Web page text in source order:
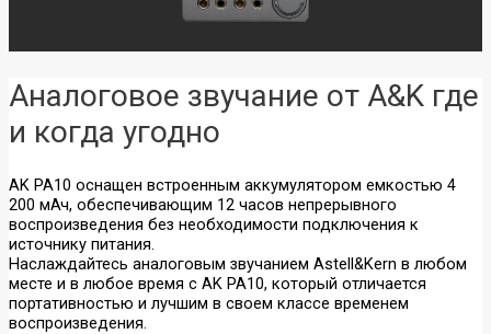
Аналоговое звучание от A&K где
и когда угодно
AK PA10 оснащен встроенным аккумулятором емкостью 4
200 мАч, обеспечивающим 12 часов непрерывного
воспроизведения без необходимости подключения к
источнику питания.
Наслаждайтесь аналоговым звучанием Astell&Kern в любом
месте и в любое время с AK PA10, который отличается
портативностью и лучшим в своем классе временем
воспроизведения.